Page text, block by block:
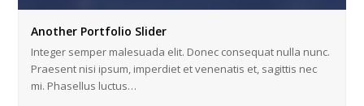
Another Portfolio Slider
Integer semper malesuada elit. Donec consequat nulla nunc.
Praesent nisi ipsum, imperdiet et venenatis et, sagittis nec
mi. Phasellus luctus…